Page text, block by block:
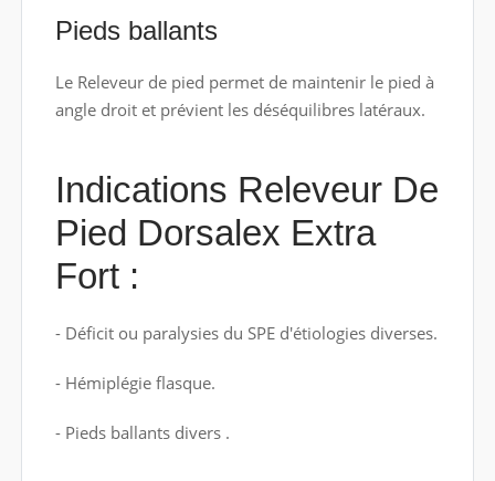
Pieds ballants
Le Releveur de pied permet de maintenir le pied à
angle droit et prévient les déséquilibres latéraux.
Indications Releveur De
Pied Dorsalex Extra
Fort :
- Déficit ou paralysies du SPE d'étiologies diverses.
- Hémiplégie flasque.
- Pieds ballants divers .